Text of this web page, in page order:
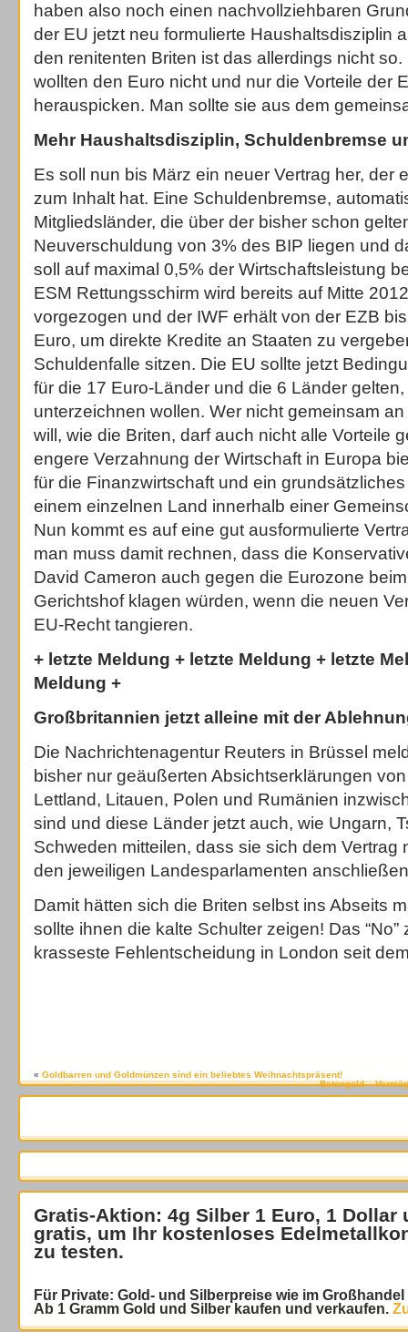
haben also noch einen nachvollziehbaren
der EU jetzt neu formulierte Haushaltsdisziplin
den renitenten Briten ist das allerdings nicht
wollten den Euro nicht und nur die Vorteile der
herauspicken. Man sollte sie aus dem
Mehr Haushaltsdisziplin, Schuldenbremse
Es soll nun bis März ein neuer Vertrag her, der
zum Inhalt hat. Eine Schuldenbremse,
Mitgliedsländer, die über der bisher schon
Neuverschuldung von 3% des BIP liegen und
soll auf maximal 0,5% der Wirtschaftsleistung
ESM Rettungsschirm wird bereits auf Mitte
vorgezogen und der IWF erhält von der EZB
Euro, um direkte Kredite an Staaten zu
Schuldenfalle sitzen. Die EU sollte jetzt
für die 17 Euro-Länder und die 6 Länder
unterzeichnen wollen. Wer nicht gemeinsam
will, wie die Briten, darf auch nicht alle Vorteile
engere Verzahnung der Wirtschaft in Europa
für die Finanzwirtschaft und ein
einem einzelnen Land innerhalb einer
Nun kommt es auf eine gut ausformulierte
man muss damit rechnen, dass die
David Cameron auch gegen die Eurozone
Gerichtshof klagen würden, wenn die neuen
EU-Recht tangieren.
+ letzte Meldung + letzte Meldung + letzte
Meldung +
Großbritannien jetzt alleine mit der
Die Nachrichtenagentur Reuters in Brüssel
bisher nur geäußerten Absichtserklärungen
Lettland, Litauen, Polen und Rumänien
sind und diese Länder jetzt auch, wie Ungarn,
Schweden mitteilen, dass sie sich dem Vertrag
den jeweiligen Landesparlamenten
Damit hätten sich die Briten selbst ins Abseits
sollte ihnen die kalte Schulter zeigen! Das
krasseste Fehlentscheidung in London seit
« Goldbarren und Goldmünzen sind ein beliebtes Weihnachtspräsent!
Betongold –
Gratis-Aktion: 4g Silber 1 Euro, 1 Dollar
gratis, um Ihr kostenloses
zu testen.
Für Private: Gold- und Silberpreise wie im
Ab 1 Gramm Gold und Silber kaufen und verkaufen.